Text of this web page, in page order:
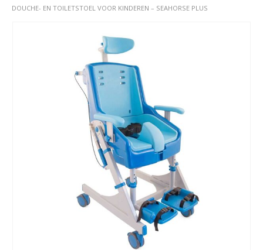
DOUCHE- EN TOILETSTOEL VOOR KINDEREN – SEAHORSE PLUS